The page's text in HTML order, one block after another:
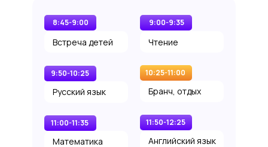
8:45-9:00
Встреча детей
9:00-9:35
Чтение
9:50-10:25
Русский язык
10:25-11:00
Бранч, отдых
11:00-11:35
Математика
11:50-12:25
Английский язык